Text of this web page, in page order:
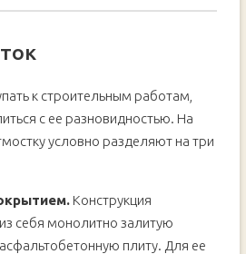
к строительным работам,
с ее разновидностью. На
условно разделяют на три
Конструкция
себя монолитно залитую
плиту. Для ее